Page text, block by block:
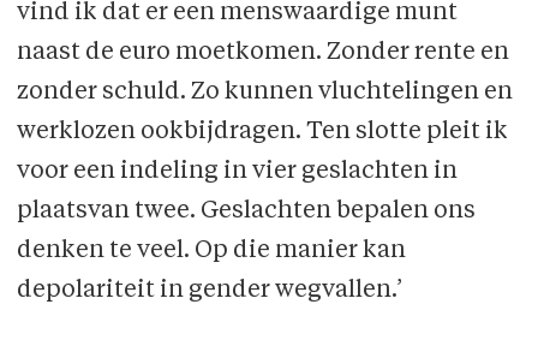
vind ik dat er een menswaardige munt
naast de euro moetkomen. Zonder rente en
zonder schuld. Zo kunnen vluchtelingen en
werklozen ookbijdragen. Ten slotte pleit ik
voor een indeling in vier geslachten in
plaatsvan twee. Geslachten bepalen ons
denken te veel. Op die manier kan
depolariteit in gender wegvallen.’